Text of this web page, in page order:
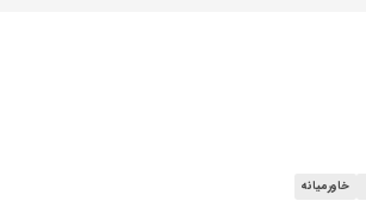
خاورمیانه